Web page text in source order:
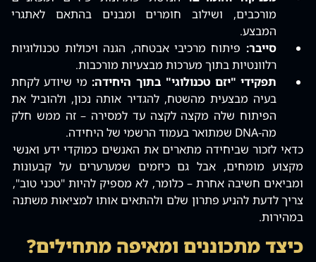
מורכבים, ושילוב חומרים ומבנים בהתאם לאתגרי
המבצע.
סייבר: פיתוח מרכיבי אבטחה, הגנה ויכולות טכנולוגיות
רלוונטיות בתוך מערכות מבצעיות מורכבות.
תפקידי "יזם טכנולוגי" בתוך היחידה:מי שיודע לקחת
בעיה מבצעית מהשטח, להגדיר אותה נכון, ולהוביל את
הפיתוח שלה מקצה לקצה עד למסירה – זה ממש חלק
מה-DNA שמתואר בעמוד הרשמי של היחידה.
כדאי לזכור שביחידה מתארים את האנשים כמוקדי ידע ואנשי
מקצוע מומחים, אבל גם כיזמים שמערערים על קבעונות
ומביאים חשיבה אחרת – כלומר, לא מספיק להיות "טכני טוב",
צריך לדעת להניע פתרון שלם ולהתאים אותו למציאות משתנה
במהירות.
כיצד מתכוננים ומאיפה מתחילים?